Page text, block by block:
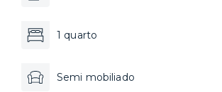
1 quarto
Semi mobiliado